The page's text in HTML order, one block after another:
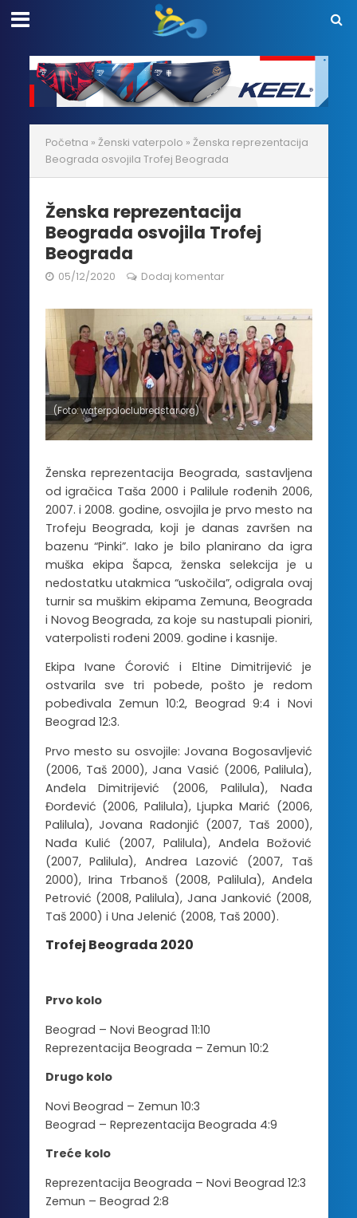
Početna » Ženski vaterpolo » Ženska reprezentacija
Beograda osvojila Trofej Beograda
Ženska reprezentacija
Beograda osvojila Trofej
Beograda
05/12/2020 Dodaj komentar
(Foto: waterpoloclubredstar.org)
Ženska reprezentacija Beograda, sastavljena
od igračica Taša 2000 i Palilule rođenih 2006,
2007. i 2008. godine, osvojila je prvo mesto na
Trofeju Beograda, koji je danas završen na
bazenu “Pinki”. Iako je bilo planirano da igra
muška ekipa Šapca, ženska selekcija je u
nedostatku utakmica “uskočila”, odigrala ovaj
turnir sa muškim ekipama Zemuna, Beograda
i Novog Beograda, za koje su nastupali pioniri,
vaterpolisti rođeni 2009. godine i kasnije.
Ekipa Ivane Ćorović i Eltine Dimitrijević je
ostvarila sve tri pobede, pošto je redom
pobeđivala Zemun 10:2, Beograd 9:4 i Novi
Beograd 12:3.
Prvo mesto su osvojile: Jovana Bogosavljević
(2006, Taš 2000), Jana Vasić (2006, Palilula),
Anđela Dimitrijević (2006, Palilula), Nađa
Đorđević (2006, Palilula), Ljupka Marić (2006,
Palilula), Jovana Radonjić (2007, Taš 2000),
Nađa Kulić (2007, Palilula), Anđela Božović
(2007, Palilula), Andrea Lazović (2007, Taš
2000), Irina Trbanoš (2008, Palilula), Anđela
Petrović (2008, Palilula), Jana Janković (2008,
Taš 2000) i Una Jelenić (2008, Taš 2000).
Trofej Beograda 2020
Prvo kolo
Beograd – Novi Beograd 11:10
Reprezentacija Beograda – Zemun 10:2
Drugo kolo
Novi Beograd – Zemun 10:3
Beograd – Reprezentacija Beograda 4:9
Treće kolo
Reprezentacija Beograda – Novi Beograd 12:3
Zemun – Beograd 2:8